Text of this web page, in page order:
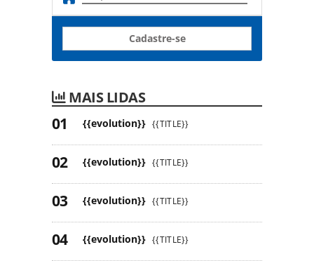
Cadastre-se
MAIS LIDAS
{{evolution}} {{TITLE}}
{{evolution}} {{TITLE}}
{{evolution}} {{TITLE}}
{{evolution}} {{TITLE}}